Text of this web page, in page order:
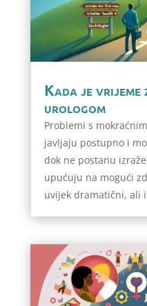
Kada je vrijeme
urologom
Problemi s
javljaju postupno i
dok ne postanu
upućuju na mogući
uvijek dramatični, ali